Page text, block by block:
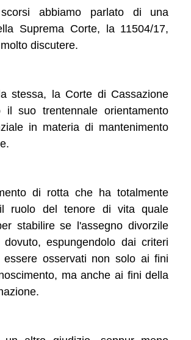
abbiamo parlato di una
Suprema Corte, la 11504/17,
discutere.
stessa, la Corte di Cassazione
il suo trentennale orientamento
in materia di mantenimento
di rotta che ha totalmente
ruolo del tenore di vita quale
stabilire se l'assegno divorzile
espungendolo dai criteri
essere osservati non solo ai fini
ma anche ai fini della